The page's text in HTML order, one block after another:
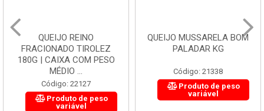
QUEIJO REINO
FRACIONADO TIROLEZ
180G | CAIXA COM PESO
MÉDIO ...
Código: 22127
Produto de peso
variável
QUEIJO MUSSARELA BOM
PALADAR KG
Código: 21338
Produto de peso
variável